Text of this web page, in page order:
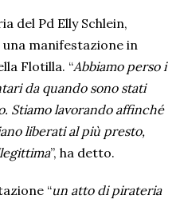
del Pd Elly Schlein,
manifestazione in
Flotilla. “Abbiamo perso i
da quando sono stati
Stiamo lavorando affinché
liberati al più presto,
”, ha detto.
“un atto di pirateria